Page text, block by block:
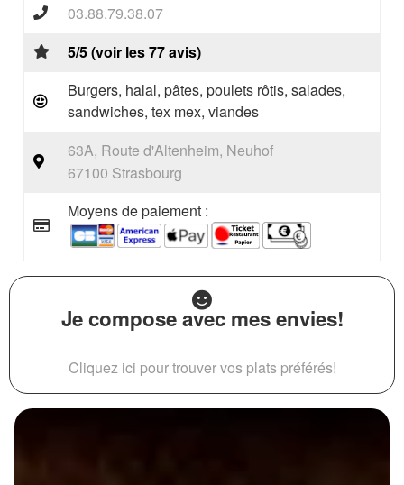
03.88.79.38.07
5/5 (voir les 77 avis)
Burgers, halal, pâtes, poulets rôtis, salades,
sandwiches, tex mex, viandes
63A, Route d'Altenheim, Neuhof
67100 Strasbourg
Moyens de paiement :
Je compose avec mes envies!
Cliquez ici pour trouver vos plats préférés!